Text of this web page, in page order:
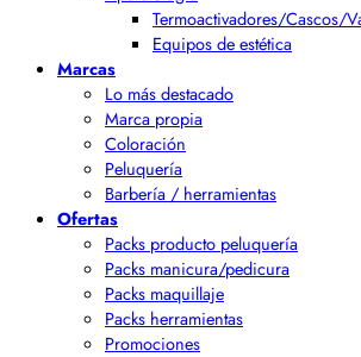
Termoactivadores/Cascos/
Equipos de estética
Marcas
Lo más destacado
Marca propia
Coloración
Peluquería
Barbería / herramientas
Ofertas
Packs producto peluquería
Packs manicura/pedicura
Packs maquillaje
Packs herramientas
Promociones